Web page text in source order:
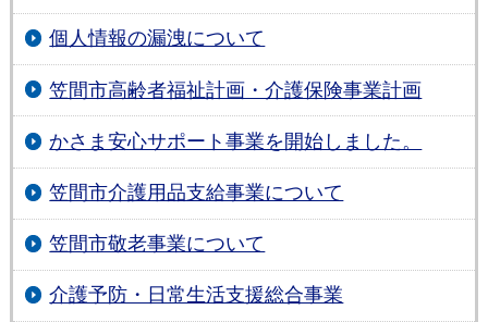
個人情報の漏洩について
笠間市高齢者福祉計画・介護保険事業計画
かさま安心サポート事業を開始しました。
笠間市介護用品支給事業について
笠間市敬老事業について
介護予防・日常生活支援総合事業